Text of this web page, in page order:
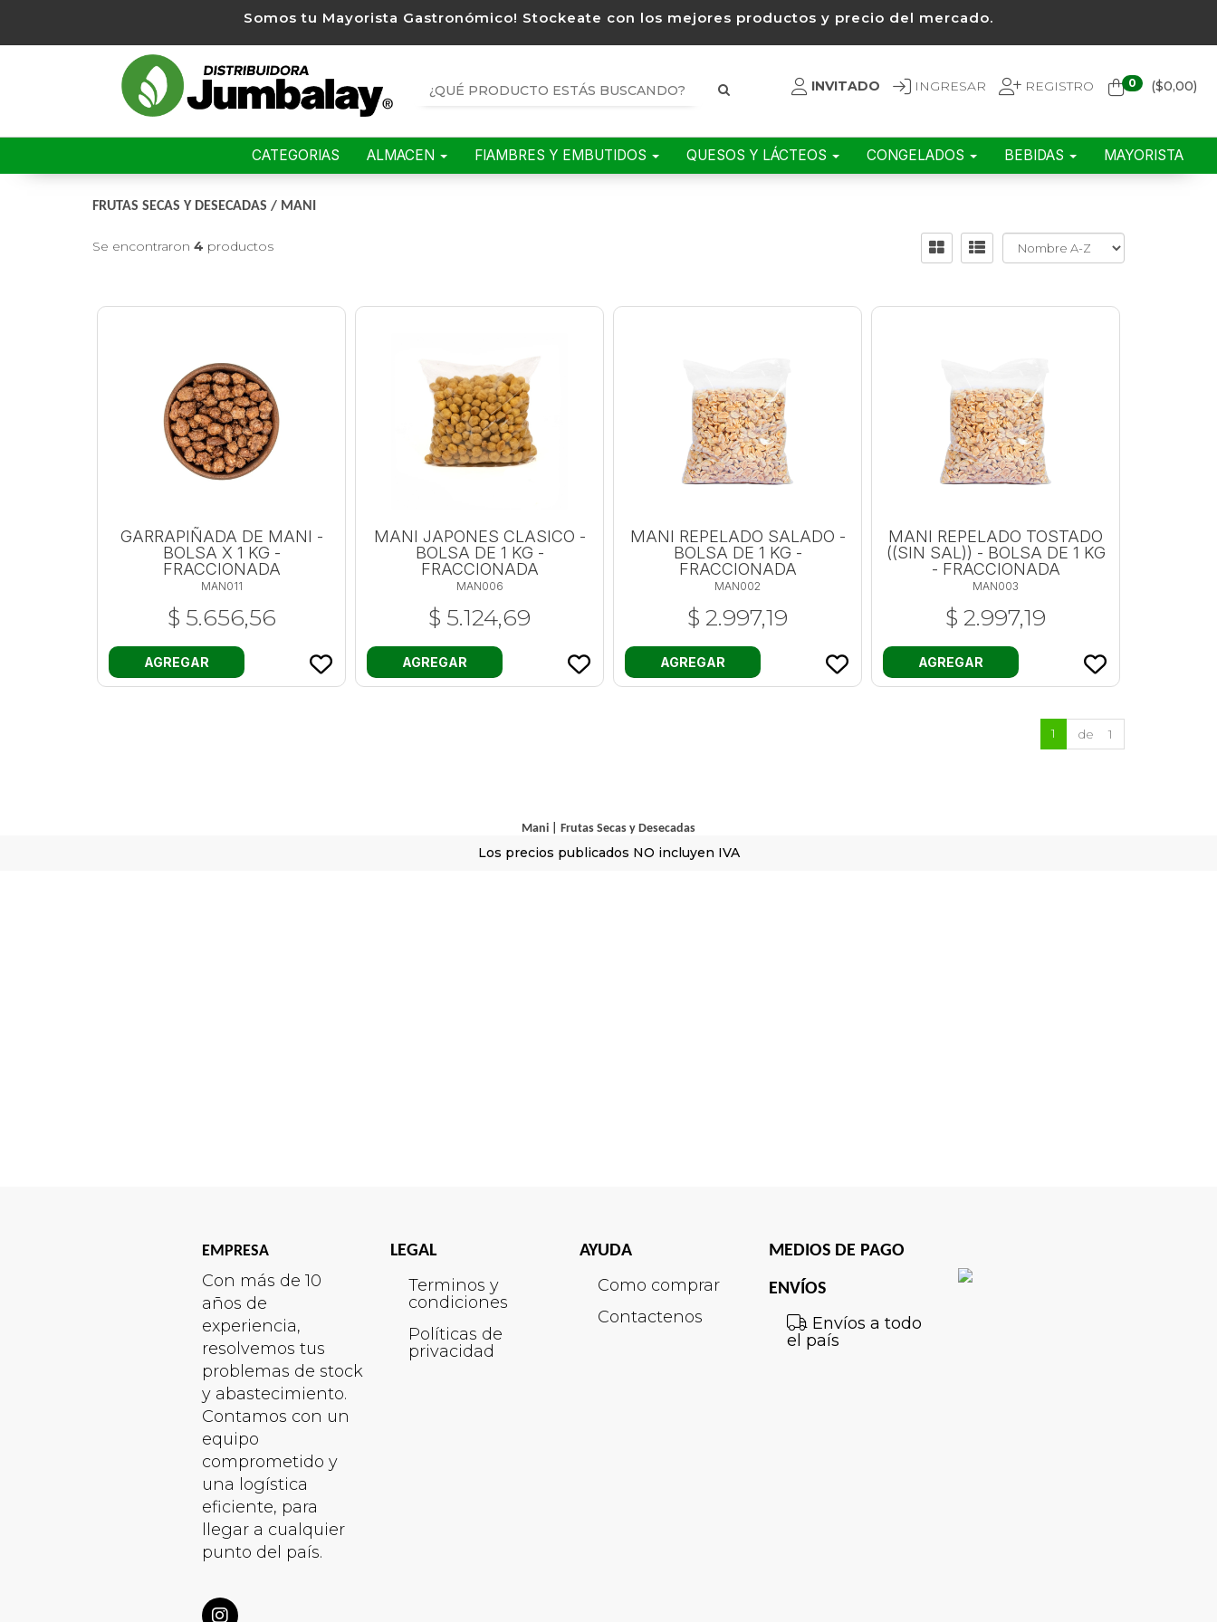
Somos tu Mayorista Gastronómico! Stockeate con los mejores productos y precio del mercado.
INVITADO INGRESAR REGISTRO 0 ($0,00)
CATEGORIAS ALMACEN FIAMBRES Y EMBUTIDOS QUESOS Y LÁCTEOS CONGELADOS BEBIDAS MAYORISTA
FRUTAS SECAS Y DESECADAS / MANI
Se encontraron 4 productos
GARRAPIÑADA DE MANI -
BOLSA X 1 KG -
FRACCIONADA
MAN011
$ 5.656,56
AGREGAR
MANI JAPONES CLASICO -
BOLSA DE 1 KG -
FRACCIONADA
MAN006
$ 5.124,69
AGREGAR
MANI REPELADO SALADO -
BOLSA DE 1 KG -
FRACCIONADA
MAN002
$ 2.997,19
AGREGAR
MANI REPELADO TOSTADO
((SIN SAL)) - BOLSA DE 1 KG
- FRACCIONADA
MAN003
$ 2.997,19
AGREGAR
1 de 1
Mani Frutas Secas y Desecadas
Los precios publicados NO incluyen IVA
EMPRESA
Con más de 10
años de
experiencia,
resolvemos tus
problemas de stock
y abastecimiento.
Contamos con un
equipo
comprometido y
una logística
eficiente, para
llegar a cualquier
punto del país.
LEGAL
Terminos y
condiciones
Políticas de
privacidad
AYUDA
Como comprar
Contactenos
MEDIOS DE PAGO
ENVÍOS
Envíos a todo
el país